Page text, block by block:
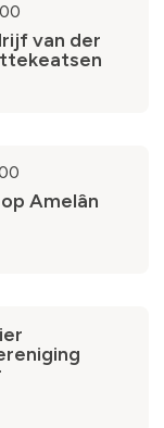
van der
Amelân